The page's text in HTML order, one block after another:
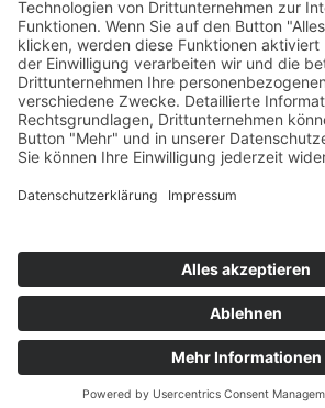
Mitglied werden!
Impressum
Datenschutz
Copyright 2023. All rights reserved.